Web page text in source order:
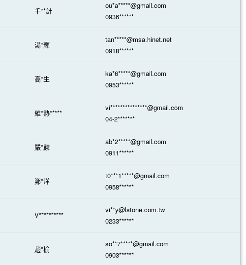
千**計
ou*a*****@gmail.com
0936******
湯*輝
tan*****@msa.hinet.net
0918******
高*生
ka*6*****@gmail.com
0953******
維*熱*****
vi***************@gmail.com
04-2*******
嚴*麟
ab*2*****@gmail.com
0911******
鄭*洋
t0***1*****@gmail.com
0958******
V**********
vi**y@lstone.com.tw
0233******
趙*榆
so**7*****@gmail.com
0903******